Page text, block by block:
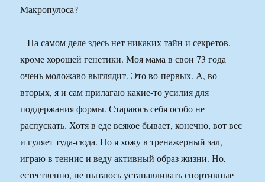
Макропулоса?
– На самом деле здесь нет никаких тайн и секретов,
кроме хорошей генетики. Моя мама в свои 73 года
очень моложаво выглядит. Это во-первых. А, во-
вторых, я и сам прилагаю какие-то усилия для
поддержания формы. Стараюсь себя особо не
распускать. Хотя в еде всякое бывает, конечно, вот вес
и гуляет туда-сюда. Но я хожу в тренажерный зал,
играю в теннис и веду активный образ жизни. Но,
естественно, не пытаюсь устанавливать спортивные